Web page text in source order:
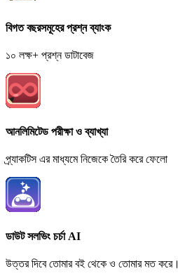
বিগত বছরসমূহের প্রশ্ন ব্যাংক
১০ লক্ষ+ প্রশ্ন ডাটাবেজ
আনলিমিটেড পরীক্ষা ও ব্যাখ্যা
প্র্যাকটিস এর মাধ্যমে নিজেকে তৈরি করে ফেলো
ডাউট সলভিং চর্চা AI
উত্তর দিবে তোমার বই থেকে ও তোমার মত করে।